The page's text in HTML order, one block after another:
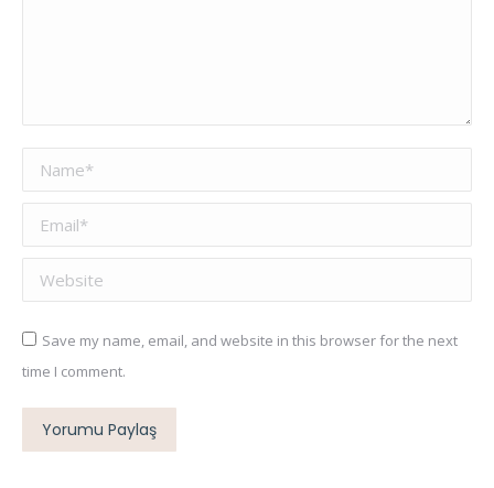
Name *
Email *
Website
Save my name, email, and website in this browser for the next
time I comment.
Yorumu Paylaş